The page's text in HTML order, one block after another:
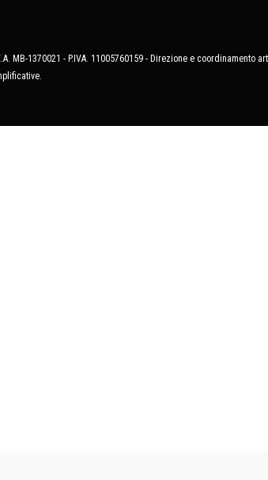
1370021 - P.IVA. 11005760159 - Direzione e coordinamento